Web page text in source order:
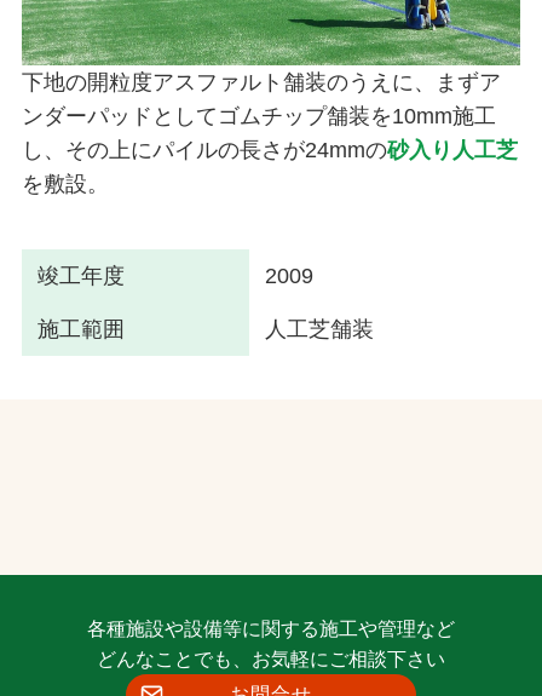
下地の開粒度アスファルト舗装のうえに、まずア
ンダーパッドとしてゴムチップ舗装を10mm施工
し、その上にパイルの長さが24mmの砂入り人工芝
を敷設。
竣工年度 2009
施工範囲 人工芝舗装
各種施設や設備等に関する施工や管理など
どんなことでも、お気軽にご相談下さい